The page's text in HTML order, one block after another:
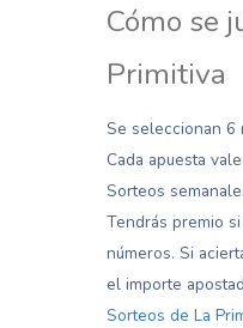
Cómo se
Primitiva
Se seleccionan 6
Cada apuesta
Sorteos
Tendrás premio
números. Si
el importe
Sorteos de La